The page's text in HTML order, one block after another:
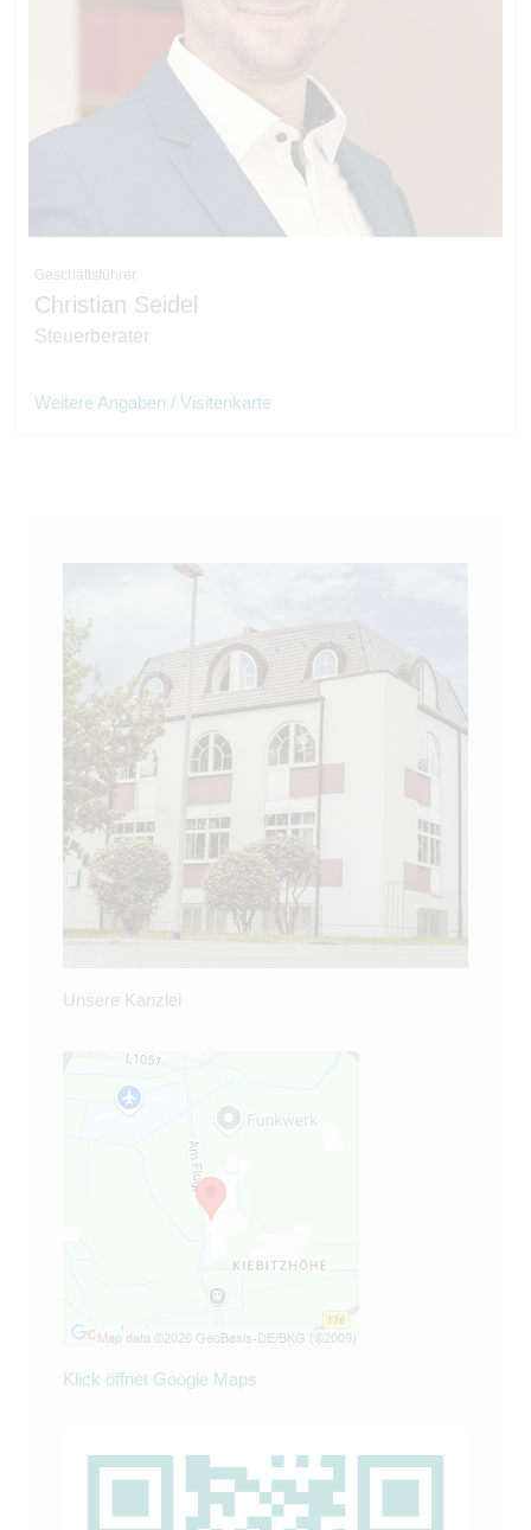
Geschäftsführer
Christian Seidel
Steuerberater
Weitere Angaben / Visitenkarte
Unsere Kanzlei
Klick öffnet Google Maps